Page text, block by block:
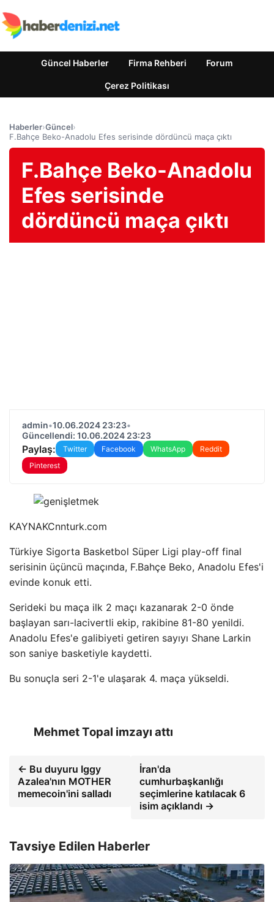
Güncel Haberler Firma Rehberi Forum
Çerez Politikası
Haberler›Güncel›
F.Bahçe Beko-Anadolu Efes serisinde dördüncü maça çıktı
F.Bahçe Beko-Anadolu
Efes serisinde
dördüncü maça çıktı
admin•10.06.2024 23:23•
Güncellendi: 10.06.2024 23:23
Paylaş: Twitter Facebook WhatsApp
Reddit
Pinterest
KAYNAKCnnturk.com
Türkiye Sigorta Basketbol Süper Ligi play-off final
serisinin üçüncü maçında, F.Bahçe Beko, Anadolu Efes'i
evinde konuk etti.
Serideki bu maça ilk 2 maçı kazanarak 2-0 önde
başlayan sarı-lacivertli ekip, rakibine 81-80 yenildi.
Anadolu Efes'e galibiyeti getiren sayıyı Shane Larkin
son saniye basketiyle kaydetti.
Bu sonuçla seri 2-1'e ulaşarak 4. maça yükseldi.
Mehmet Topal imzayı attı
← Bu duyuru Iggy
Azalea'nın MOTHER
memecoin'ini salladı
İran'da
cumhurbaşkanlığı
seçimlerine katılacak 6
isim açıklandı →
Tavsiye Edilen Haberler